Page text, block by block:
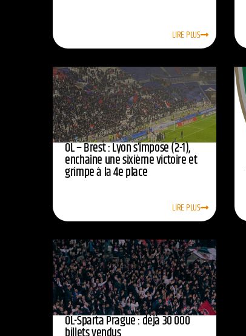
LIRE PLUS
OL – Brest : Lyon s’impose (2-1),
enchaîne une sixième victoire et
grimpe à la 4e place
LIRE PLUS
OL-Sparta Prague : déjà 30 000